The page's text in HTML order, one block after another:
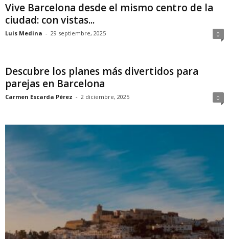
Vive Barcelona desde el mismo centro de la
ciudad: con vistas...
Luis Medina - 29 septiembre, 2025 0
Descubre los planes más divertidos para
parejas en Barcelona
Carmen Escarda Pérez - 2 diciembre, 2025 0